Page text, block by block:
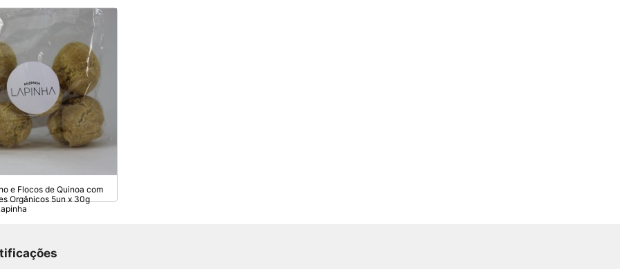
e Flocos de Quinoa com
Orgânicos 5un x 30g